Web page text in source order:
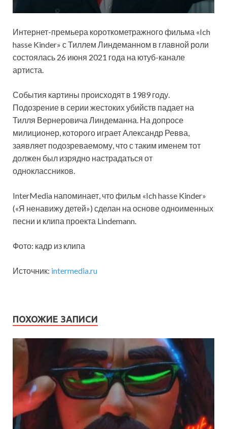
Интернет-премьера короткометражного фильма «Ich
hasse Kinder» с Тиллем Линдеманном в главной роли
состоялась 26 июня 2021 года на ютуб-канале
артиста.
События картины происходят в 1989 году.
Подозрение в серии жестоких убийств падает на
Тилля Вернеровича Линдеманна. На допросе
милиционер, которого играет Александр Ревва,
заявляет подозреваемому, что с таким именем тот
должен был изрядно настрадаться от
одноклассников.
InterMedia напоминает, что фильм «Ich hasse Kinder»
(«Я ненавижу детей») сделан на основе одноименных
песни и клипа проекта Lindemann.
Фото: кадр из клипа
Источник: intermedia.ru
ПОХОЖИЕ ЗАПИСИ